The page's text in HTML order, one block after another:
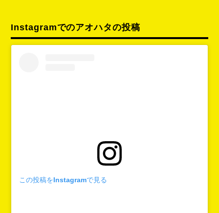
Instagramでのアオハタの投稿
この投稿をInstagramで見る